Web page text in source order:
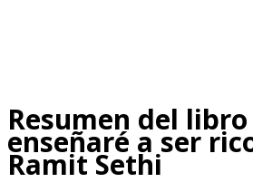
Resumen del libro
enseñaré a ser
Ramit Sethi